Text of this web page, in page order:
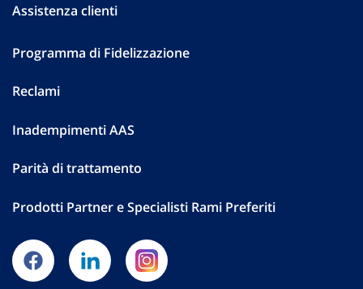
Assistenza clienti
Programma di Fidelizzazione
Reclami
Inadempimenti AAS
Parità di trattamento
Prodotti Partner e Specialisti Rami Preferiti